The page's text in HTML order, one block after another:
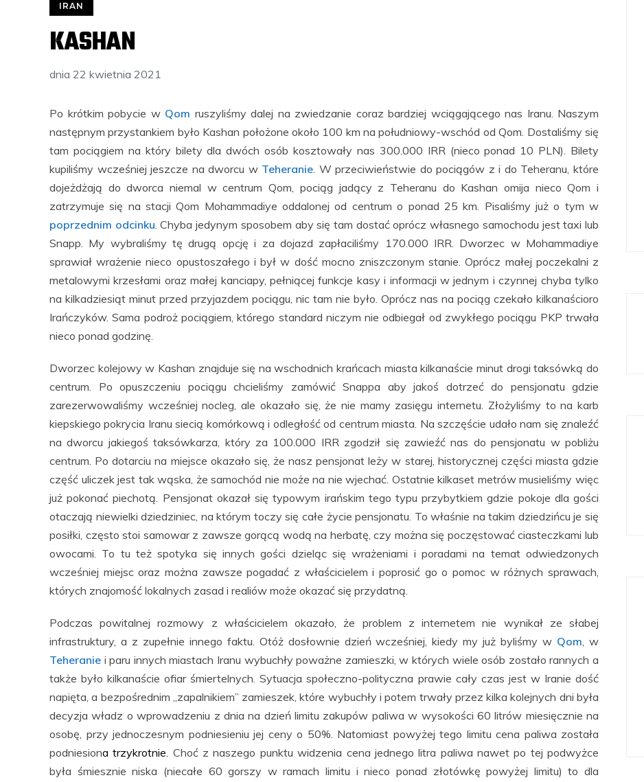
IRAN
KASHAN
dnia 22 kwietnia 2021
Po krótkim pobycie w Qom ruszyliśmy dalej na zwiedzanie coraz bardziej wciągającego nas Iranu. Naszym
następnym przystankiem było Kashan położone około 100 km na południowy-wschód od Qom. Dostaliśmy się
tam pociągiem na który bilety dla dwóch osób kosztowały nas 300.000 IRR (nieco ponad 10 PLN). Bilety
kupiliśmy wcześniej jeszcze na dworcu w Teheranie. W przeciwieństwie do pociągów z i do Teheranu, które
dojeżdżają do dworca niemal w centrum Qom, pociąg jadący z Teheranu do Kashan omija nieco Qom i
zatrzymuje się na stacji Qom Mohammadiye oddalonej od centrum o ponad 25 km. Pisaliśmy już o tym w
poprzednim odcinku. Chyba jedynym sposobem aby się tam dostać oprócz własnego samochodu jest taxi lub
Snapp. My wybraliśmy tę drugą opcję i za dojazd zapłaciliśmy 170.000 IRR. Dworzec w Mohammadiye
sprawiał wrażenie nieco opustoszałego i był w dość mocno zniszczonym stanie. Oprócz małej poczekalni z
metalowymi krzesłami oraz małej kanciapy, pełniącej funkcje kasy i informacji w jednym i czynnej chyba tylko
na kilkadziesiąt minut przed przyjazdem pociągu, nic tam nie było. Oprócz nas na pociąg czekało kilkanaścioro
Irańczyków. Sama podroż pociągiem, którego standard niczym nie odbiegał od zwykłego pociągu PKP trwała
nieco ponad godzinę.
Dworzec kolejowy w Kashan znajduje się na wschodnich krańcach miasta kilkanaście minut drogi taksówką do
centrum. Po opuszczeniu pociągu chcieliśmy zamówić Snappa aby jakoś dotrzeć do pensjonatu gdzie
zarezerwowaliśmy wcześniej nocleg, ale okazało się, że nie mamy zasięgu internetu. Złożyliśmy to na karb
kiepskiego pokrycia Iranu siecią komórkową i odległość od centrum miasta. Na szczęście udało nam się znaleźć
na dworcu jakiegoś taksówkarza, który za 100.000 IRR zgodził się zawieźć nas do pensjonatu w pobliżu
centrum. Po dotarciu na miejsce okazało się, że nasz pensjonat leży w starej, historycznej części miasta gdzie
część uliczek jest tak wąska, że samochód nie może na nie wjechać. Ostatnie kilkaset metrów musieliśmy więc
już pokonać piechotą. Pensjonat okazał się typowym irańskim tego typu przybytkiem gdzie pokoje dla gości
otaczają niewielki dziedziniec, na którym toczy się całe życie pensjonatu. To właśnie na takim dziedzińcu je się
posiłki, często stoi samowar z zawsze gorącą wodą na herbatę, czy można się poczęstować ciasteczkami lub
owocami. To tu też spotyka się innych gości dzieląc się wrażeniami i poradami na temat odwiedzonych
wcześniej miejsc oraz można zawsze pogadać z właścicielem i poprosić go o pomoc w różnych sprawach,
których znajomość lokalnych zasad i realiów może okazać się przydatną.
Podczas powitalnej rozmowy z właścicielem okazało, że problem z internetem nie wynikał ze słabej
infrastruktury, a z zupełnie innego faktu. Otóż dosłownie dzień wcześniej, kiedy my już byliśmy w Qom, w
Teheranie i paru innych miastach Iranu wybuchły poważne zamieszki, w których wiele osób zostało rannych a
także było kilkanaście ofiar śmiertelnych. Sytuacja społeczno-polityczna prawie cały czas jest w Iranie dość
napięta, a bezpośrednim „zapalnikiem” zamieszek, które wybuchły i potem trwały przez kilka kolejnych dni była
decyzja władz o wprowadzeniu z dnia na dzień limitu zakupów paliwa w wysokości 60 litrów miesięcznie na
osobę, przy jednoczesnym podniesieniu jej ceny o 50%. Natomiast powyżej tego limitu cena paliwa została
podniesiona trzykrotnie. Choć z naszego punktu widzenia cena jednego litra paliwa nawet po tej podwyżce
była śmiesznie niska (niecałe 60 gorszy w ramach limitu i nieco ponad złotówkę powyżej limitu) to dla